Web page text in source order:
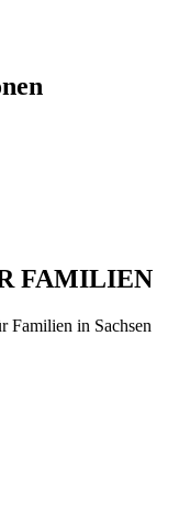
FAMILIEN
Familien in Sachsen